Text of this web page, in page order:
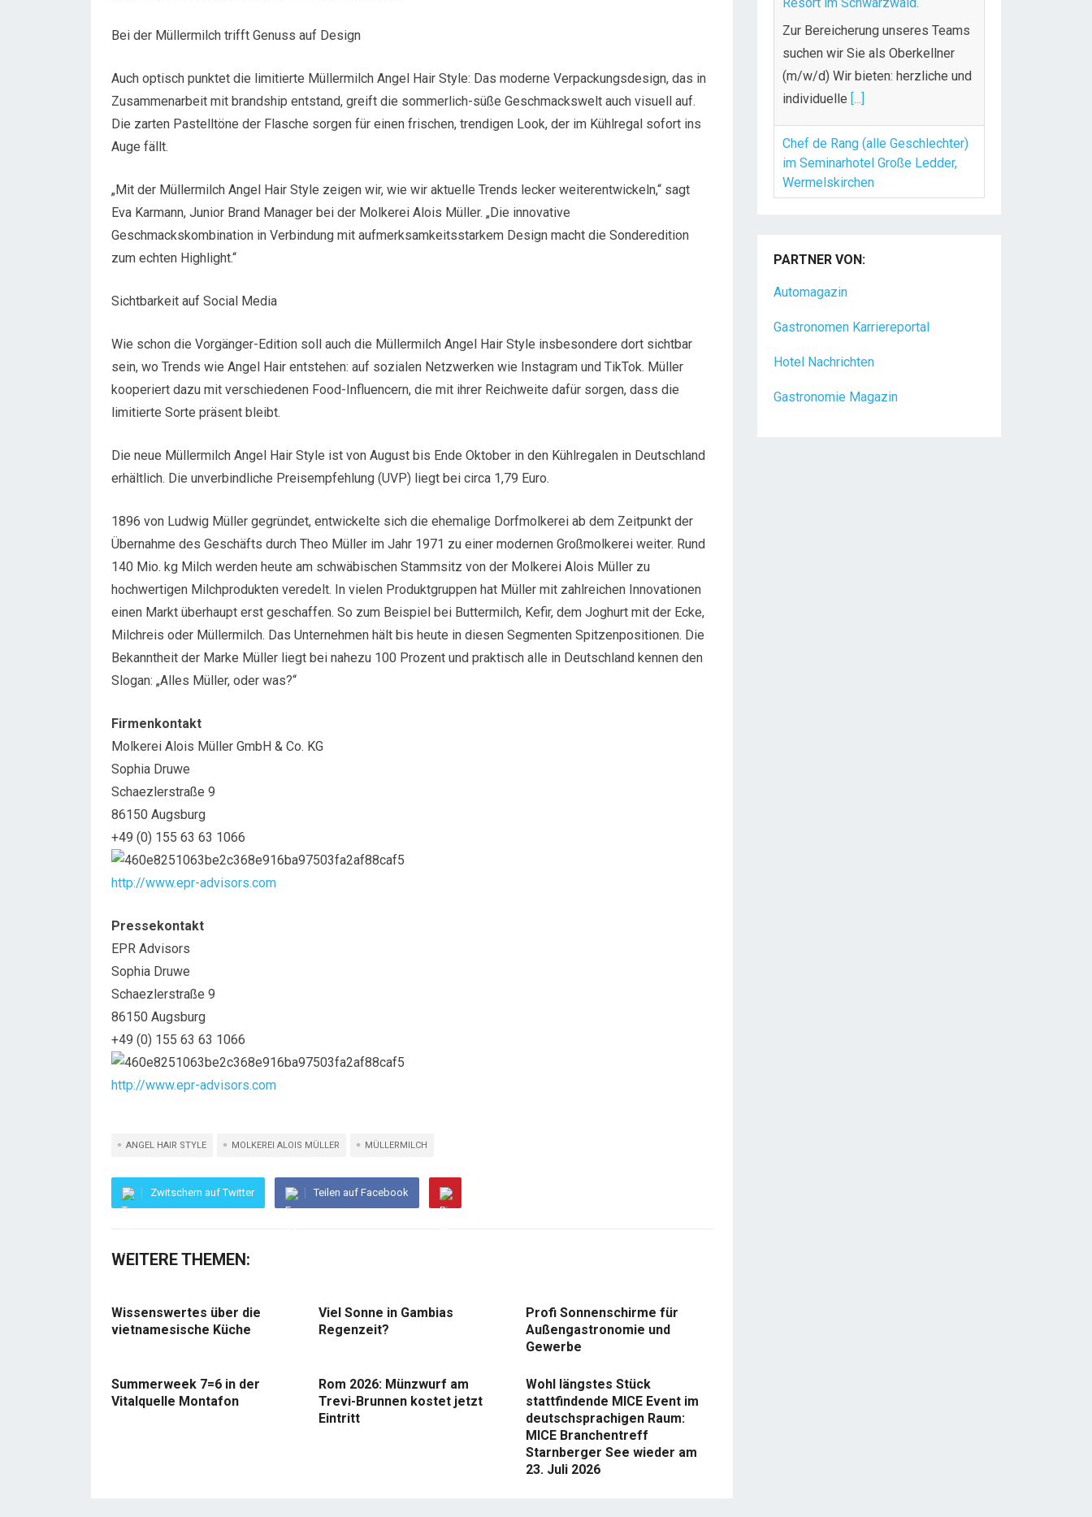
Bei der Müllermilch trifft Genuss auf Design
Auch optisch punktet die limitierte Müllermilch Angel Hair Style: Das moderne Verpackungsdesign, das in
Zusammenarbeit mit brandship entstand, greift die sommerlich-süße Geschmackswelt auch visuell auf.
Die zarten Pastelltöne der Flasche sorgen für einen frischen, trendigen Look, der im Kühlregal sofort ins
Auge fällt.
„Mit der Müllermilch Angel Hair Style zeigen wir, wie wir aktuelle Trends lecker weiterentwickeln,“ sagt
Eva Karmann, Junior Brand Manager bei der Molkerei Alois Müller. „Die innovative
Geschmackskombination in Verbindung mit aufmerksamkeitsstarkem Design macht die Sonderedition
zum echten Highlight.“
Sichtbarkeit auf Social Media
Wie schon die Vorgänger-Edition soll auch die Müllermilch Angel Hair Style insbesondere dort sichtbar
sein, wo Trends wie Angel Hair entstehen: auf sozialen Netzwerken wie Instagram und TikTok. Müller
kooperiert dazu mit verschiedenen Food-Influencern, die mit ihrer Reichweite dafür sorgen, dass die
limitierte Sorte präsent bleibt.
Die neue Müllermilch Angel Hair Style ist von August bis Ende Oktober in den Kühlregalen in Deutschland
erhältlich. Die unverbindliche Preisempfehlung (UVP) liegt bei circa 1,79 Euro.
1896 von Ludwig Müller gegründet, entwickelte sich die ehemalige Dorfmolkerei ab dem Zeitpunkt der
Übernahme des Geschäfts durch Theo Müller im Jahr 1971 zu einer modernen Großmolkerei weiter. Rund
140 Mio. kg Milch werden heute am schwäbischen Stammsitz von der Molkerei Alois Müller zu
hochwertigen Milchprodukten veredelt. In vielen Produktgruppen hat Müller mit zahlreichen Innovationen
einen Markt überhaupt erst geschaffen. So zum Beispiel bei Buttermilch, Kefir, dem Joghurt mit der Ecke,
Milchreis oder Müllermilch. Das Unternehmen hält bis heute in diesen Segmenten Spitzenpositionen. Die
Bekanntheit der Marke Müller liegt bei nahezu 100 Prozent und praktisch alle in Deutschland kennen den
Slogan: „Alles Müller, oder was?“
Firmenkontakt
Molkerei Alois Müller GmbH & Co. KG
Sophia Druwe
Schaezlerstraße 9
86150 Augsburg
+49 (0) 155 63 63 1066
http://www.epr-advisors.com
Pressekontakt
EPR Advisors
Sophia Druwe
Schaezlerstraße 9
86150 Augsburg
+49 (0) 155 63 63 1066
http://www.epr-advisors.com
ANGEL HAIR STYLE MOLKEREI ALOIS MÜLLER MÜLLERMILCH
Zwitschern auf Twitter Teilen auf Facebook
WEITERE THEMEN:
Wissenswertes über die
vietnamesische Küche
Viel Sonne in Gambias
Regenzeit?
Profi Sonnenschirme für
Außengastronomie und
Gewerbe
Summerweek 7=6 in der
Vitalquelle Montafon
Rom 2026: Münzwurf am
Trevi-Brunnen kostet jetzt
Eintritt
Wohl längstes Stück
stattfindende MICE Event im
deutschsprachigen Raum:
MICE Branchentreff
Starnberger See wieder am
23. Juli 2026
(m/w/d) Wir bieten: herzliche und
individuelle[...]
Chef de Rang (alle Geschlechter)
im Seminarhotel Große Ledder,
Chef de Rang (alle Geschlechter)
im Seminarhotel Große Ledder,
Wermelskirchen IHRE AUFGABEN
Waldsee mit über 175